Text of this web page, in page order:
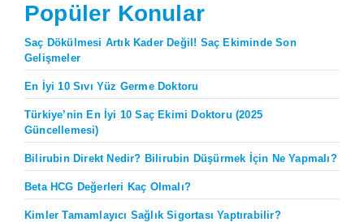
Popüler Konular
Saç Dökülmesi Artık Kader Değil! Saç Ekiminde Son
Gelişmeler
En İyi 10 Sıvı Yüz Germe Doktoru
Türkiye’nin En İyi 10 Saç Ekimi Doktoru (2025
Güncellemesi)
Bilirubin Direkt Nedir? Bilirubin Düşürmek İçin Ne Yapmalı?
Beta HCG Değerleri Kaç Olmalı?
Kimler Tamamlayıcı Sağlık Sigortası Yaptırabilir?